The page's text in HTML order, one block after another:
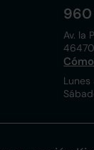
960
Av. la
46470